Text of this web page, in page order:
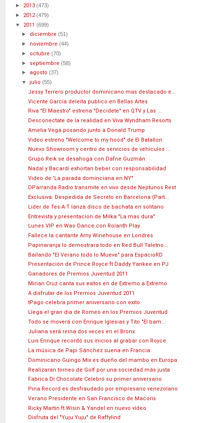
► 2013 (473)
► 2012(479)
▼ 2011 (699)
► diciembre(51)
► noviembre(44)
► octubre(70)
► septiembre(58)
► agosto(37)
▼julio(55)
Jessy Terrero productor dominicano mas destacado e...
Vicente García deleita publico en Bellas Artes
Riva "El Maestro" estrena "Decidete" en QTV y Las ...
Desconectate de la realidad en Viva Wyndham Resorts
Amelia Vega posando junto a Donald Trump
Video estreno "Welcome to my hood" de El Batallon
Nuevo Showroom y centro de servicios de vehiculos ...
Grupo Reik se desahoga con Dafne Guzmán
Nadal y Bacardi exhortan beber con responsabilidad
Video de 'La parada dominciana en NY"
DParranda Radio transmite en vivo desde Neptunos Rest
Exclusiva: Despedida de Secreto en Barcelona (Part...
Lider de Tes-A-T lanza disco de bachata en solitario
Entrevista y presentacion de Milka "La mas dura"
Lunes VIP en Wao Dance con Rolanth Play
Fallece la cantante Amy Winehouse en Londres
Papinaranja lo demostrara todo en Red Bull Taletno...
Bailando "El Verano todo lo Mueve" para EspacioRD
Presentación de Prince Royce ft Daddy Yankee en PJ
Ganadores de Premios Juventud 2011
Mirian Cruz canta sus exitos en de Extremo a Extremo
A disfrutar de los Premios Juventud 2011
tPago celebra primer aniversario con exito
Llega el gran dia de Romeo en los Premios Juventud
Todo se moverá con Enrique Iglesias y Tito "El bam...
Juliana será reina dos veces en el Bronx
Luis Enrique recordó sus inicios al grabar con Royce
La música de Papi Sánchez suena en Francia
Dominicano Guingo Mix es dueño del mambo en Europa
Realizaran torneo de Golf por una sociedad más justa
Fabrica Di Chocolate Celebró su primer aniversario
Pina Record es desfraudado por empresario venezolano
Verano Presidente en San Francisco de Macoris
Ricky Martin ft Wisin & Yandel en nuevo vídeo
Disfruta del "Yuju Yuju" de Raffylind